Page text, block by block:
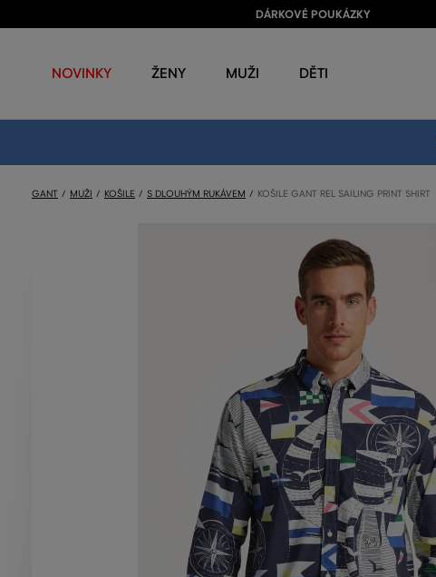
DÁRKOVÉ POUKÁZKY
NOVINKY ŽENY MUŽI DĚTI
GANT MUŽI KOŠILE S DLOUHÝM RUKÁVEM KOŠILE GANT REL SAILING PRINT SHIRT